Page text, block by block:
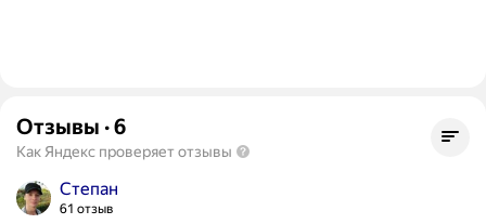
Отзывы ·6
Как Яндекс проверяет отзывы
Степан
61 отзыв